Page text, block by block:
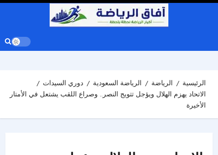
الرئيسية الرياضة الرياضة السعودية
دوري السيدات
الاتحاد يهزم الهلال ويؤجل تتويج النصر.. وصراع اللقب يشتعل في الأمتار
الأخيرة